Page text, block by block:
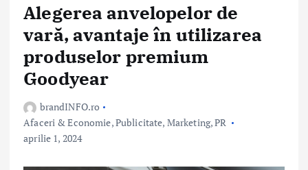
Alegerea anvelopelor de
vară, avantaje în utilizarea
produselor premium
Goodyear
brandINFO.ro
Afaceri & Economie,Publicitate, Marketing, PR
aprilie 1, 2024